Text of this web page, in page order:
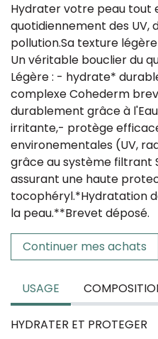
Hydrater votre peau tout
quotidiennement des UV,
pollution.Sa texture
Un véritable bouclier du
Légère : - hydrate*
complexe Cohederm
durablement grâce à
irritante,- protège
environementales (UV,
grâce au système filtrant
assurant une haute
tocophéryl.*Hydratation
la peau.**Brevet déposé.
Continuer mes achats
USAGE
HYDRATER ET PROTEGER